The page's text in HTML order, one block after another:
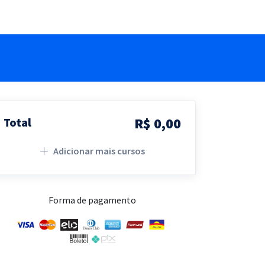
Total R$ 0,00
Adicionar mais cursos
Forma de pagamento